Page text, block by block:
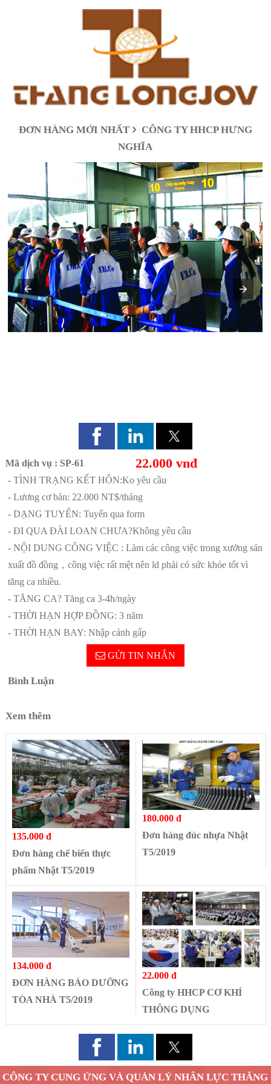
ĐƠN HÀNG MỚI NHẤT
CÔNG TY HHCP HƯNG
NGHĨA
Mã dịch vụ : SP-61 22.000 vnđ
- TÌNH TRẠNG KẾT HÔN:Ko yêu cầu
- Lương cơ bản: 22.000 NT$/tháng
- DẠNG TUYỂN: Tuyển qua form
- ĐI QUA ĐÀI LOAN CHƯA?Không yêu cầu
- NỘI DUNG CÔNG VIỆC : Làm các công việc trong xưởng sản
xuất đồ đồng，công việc rất mệt nên ld phải có sức khỏe tốt vì
tăng ca nhiều.
- TĂNG CA? Tăng ca 3-4h/ngày
- THỜI HẠN HỢP ĐỒNG: 3 năm
- THỜI HẠN BAY: Nhập cảnh gấp
GỬI TIN NHẮN
Bình Luận
Xem thêm
135.000 đ
Đơn hàng chế biến thực
phẩm Nhật T5/2019
180.000 đ
Đơn hàng đúc nhựa Nhật
T5/2019
134.000 đ
ĐƠN HÀNG BẢO DƯỠNG
TÒA NHÀ T5/2019
22.000 đ
Công ty HHCP CƠ KHÍ
THÔNG DỤNG
CÔNG TY CUNG ỨNG VÀ QUẢN LÝ NHÂN LỰC THĂNG